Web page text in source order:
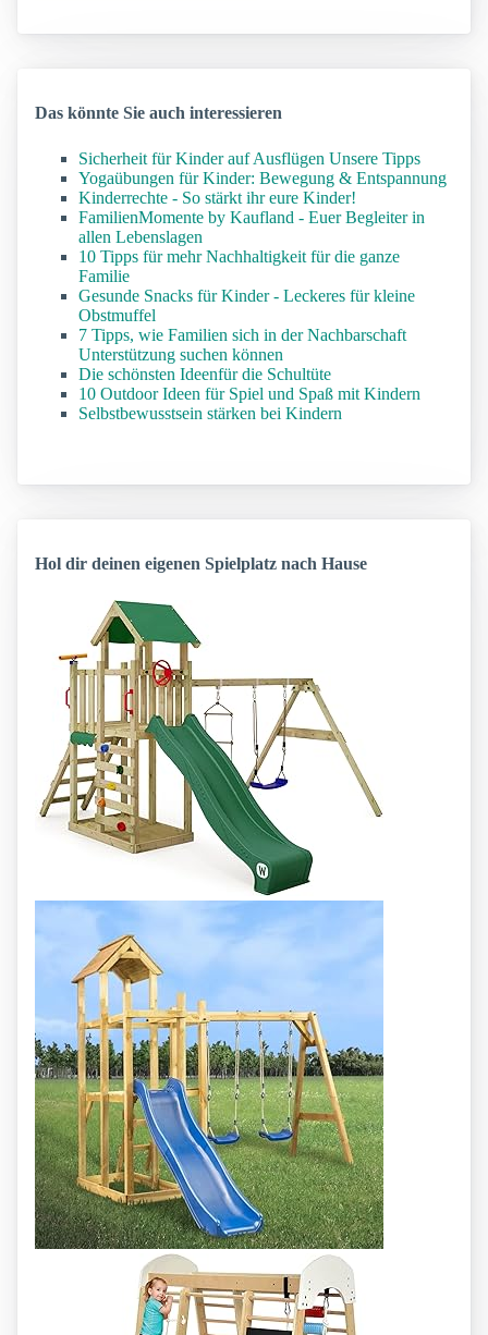
Das könnte Sie auch interessieren
Sicherheit für Kinder auf Ausflügen Unsere Tipps
Yogaübungen für Kinder: Bewegung & Entspannung
Kinderrechte - So stärkt ihr eure Kinder!
FamilienMomente by Kaufland - Euer Begleiter in
allen Lebenslagen
10 Tipps für mehr Nachhaltigkeit für die ganze
Familie
Gesunde Snacks für Kinder - Leckeres für kleine
Obstmuffel
7 Tipps, wie Familien sich in der Nachbarschaft
Unterstützung suchen können
Die schönsten Ideenfür die Schultüte
10 Outdoor Ideen für Spiel und Spaß mit Kindern
Selbstbewusstsein stärken bei Kindern
Hol dir deinen eigenen Spielplatz nach Hause